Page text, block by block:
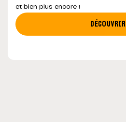
et bien plus encore !
DÉCOUVRIR